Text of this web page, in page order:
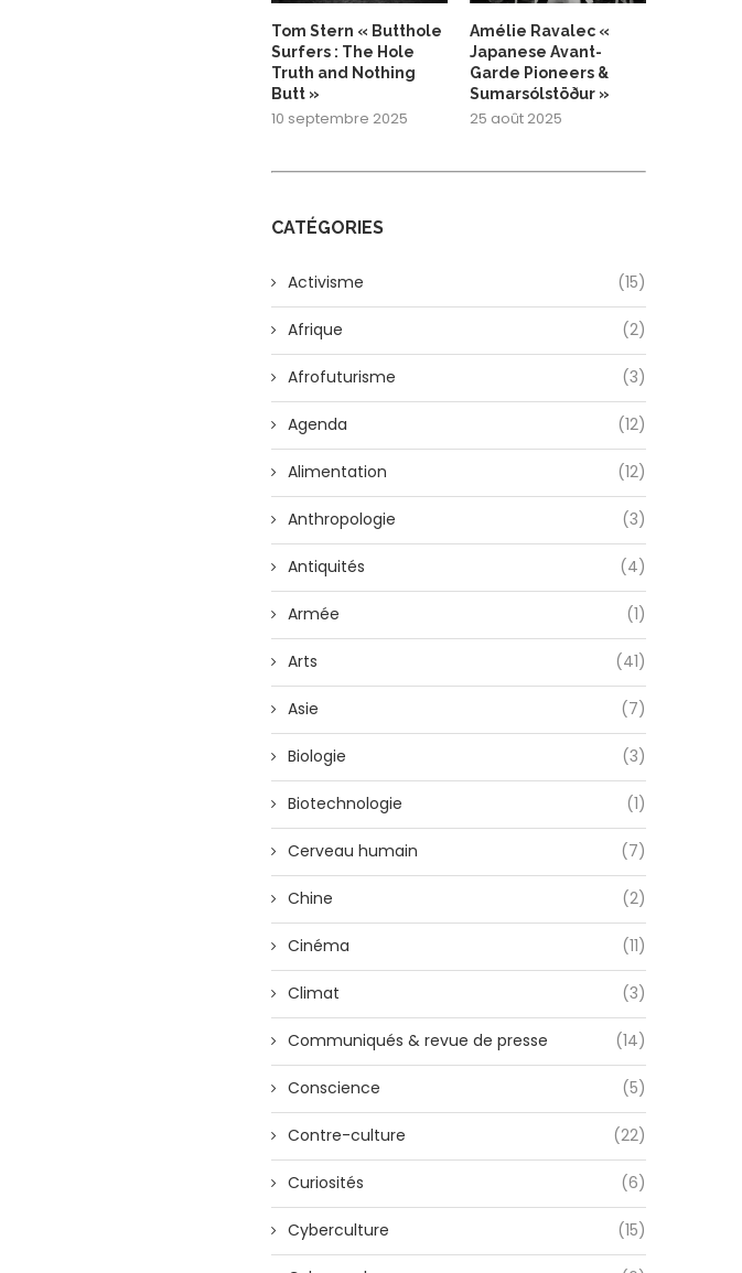
Tom Stern « Butthole
Surfers : The Hole
Truth and Nothing
Butt »
10 septembre 2025
Amélie Ravalec «
Japanese Avant-
Garde Pioneers &
Sumarsólstöður »
25 août 2025
CATÉGORIES
Activisme (15)
Afrique (2)
Afrofuturisme (3)
Agenda (12)
Alimentation (12)
Anthropologie (3)
Antiquités (4)
Armée (1)
Arts (41)
Asie (7)
Biologie (3)
Biotechnologie (1)
Cerveau humain (7)
Chine (2)
Cinéma (11)
Climat (3)
Communiqués & revue de presse (14)
Conscience (5)
Contre-culture (22)
Curiosités (6)
Cyberculture (15)